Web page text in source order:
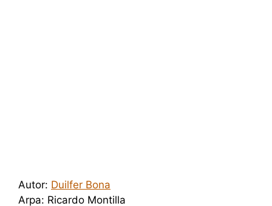
Autor: Duilfer Bona
Arpa: Ricardo Montilla